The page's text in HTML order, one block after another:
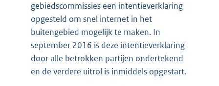
gebiedscommissies een intentieverklaring
opgesteld om snel internet in het
buitengebied mogelijk te maken. In
september 2016 is deze intentieverklaring
door alle betrokken partijen ondertekend
en de verdere uitrol is inmiddels opgestart.